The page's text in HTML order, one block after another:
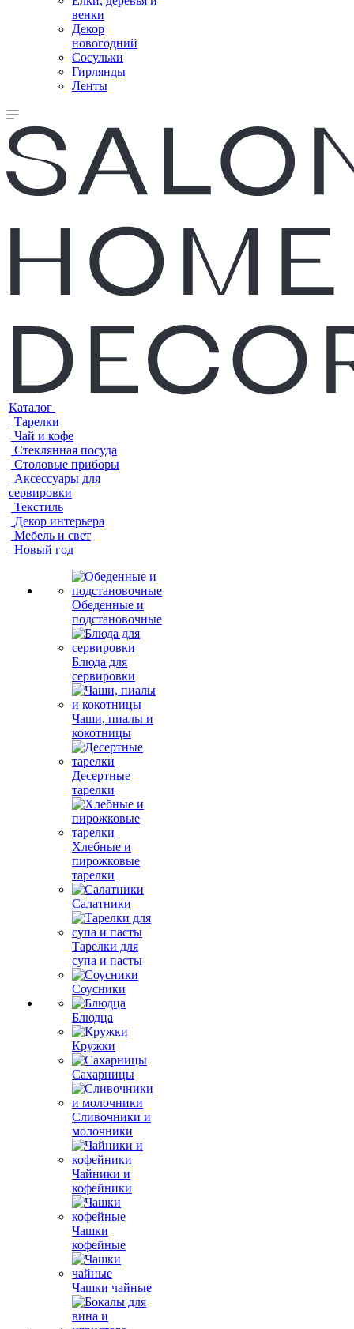
венки
Декор
новогодний
Сосульки
Гирлянды
Ленты
Каталог
Тарелки
Чай и кофе
Стеклянная посуда
Столовые приборы
Аксессуары для
сервировки
Текстиль
Декор интерьера
Мебель и свет
Новый год
Обеденные и
подстановочные
Блюда для
сервировки
Чаши, пиалы и
кокотницы
Десертные
тарелки
Хлебные и
пирожковые
тарелки
Салатники
Тарелки для
супа и пасты
Соусники
Блюдца
Кружки
Сахарницы
Сливочники и
молочники
Чайники и
кофейники
Чашки
кофейные
Чашки чайные